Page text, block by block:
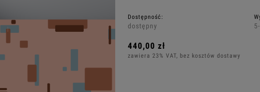
Dostępność:
dostępny
440,00 zł
zawiera 23% VAT, bez kosztów dostawy